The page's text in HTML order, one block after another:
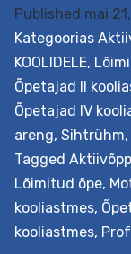
Eesmärk
ja videosid
ja
lõimida
videokunsti
Published mai
Kategoorias
KOOLIDELE,
Õpetajad II
Õpetajad IV
areng, Sihtrühm,
Tagged
Lõimitud õpe,
kooliastmes,
kooliastmes,